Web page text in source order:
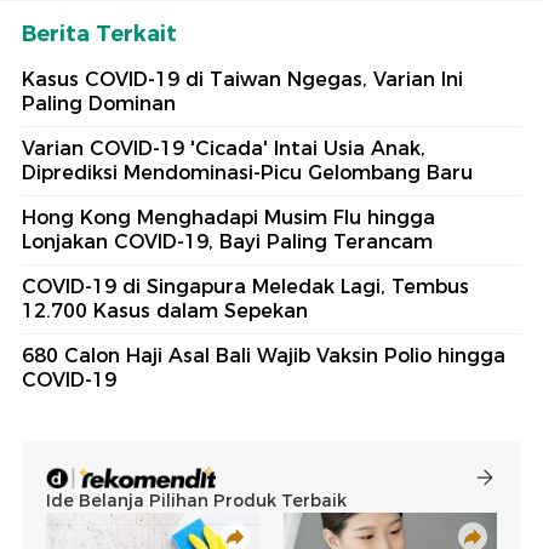
Berita Terkait
Kasus COVID-19 di Taiwan Ngegas, Varian Ini
Paling Dominan
Varian COVID-19 'Cicada' Intai Usia Anak,
Diprediksi Mendominasi-Picu Gelombang Baru
Hong Kong Menghadapi Musim Flu hingga
Lonjakan COVID-19, Bayi Paling Terancam
COVID-19 di Singapura Meledak Lagi, Tembus
12.700 Kasus dalam Sepekan
680 Calon Haji Asal Bali Wajib Vaksin Polio hingga
COVID-19